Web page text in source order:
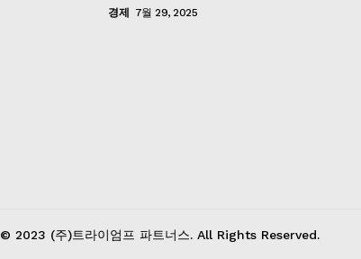
경제 7월 29, 2025
© 2023 (주)트라이엄프 파트너스. All Rights Reserved.